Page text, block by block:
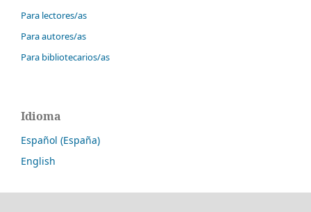
Para lectores/as
Para autores/as
Para bibliotecarios/as
Idioma
Español (España)
English